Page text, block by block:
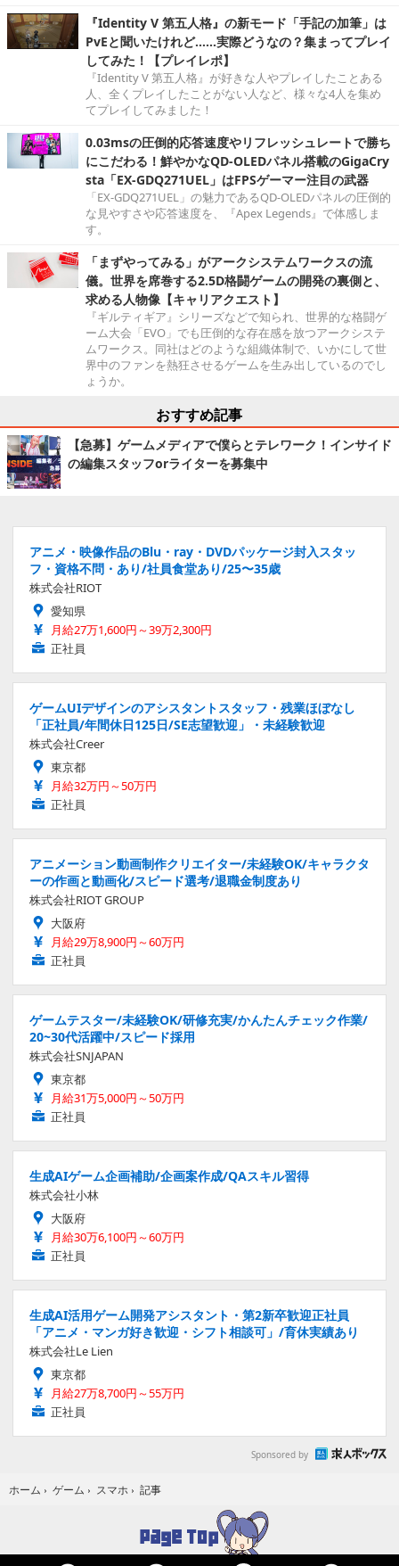
『Identity V 第五人格』の新モード「手記の加筆」は
PvEと聞いたけれど……実際どうなの？集まってプレイ
してみた！【プレイレポ】
『Identity V 第五人格』が好きな人やプレイしたことある
人、全くプレイしたことがない人など、様々な4人を集め
てプレイしてみました！
0.03msの圧倒的応答速度やリフレッシュレートで勝ち
にこだわる！鮮やかなQD-OLEDパネル搭載のGigaCry
sta「EX-GDQ271UEL」はFPSゲーマー注目の武器
「EX-GDQ271UEL」の魅力であるQD-OLEDパネルの圧倒的
な見やすさや応答速度を、『Apex Legends』で体感しま
す。
「まずやってみる」がアークシステムワークスの流
儀。世界を席巻する2.5D格闘ゲームの開発の裏側と、
求める人物像【キャリアクエスト】
『ギルティギア』シリーズなどで知られ、世界的な格闘ゲ
ーム大会「EVO」でも圧倒的な存在感を放つアークシステ
ムワークス。同社はどのような組織体制で、いかにして世
界中のファンを熱狂させるゲームを生み出しているのでし
ょうか。
おすすめ記事
【急募】ゲームメディアで僕らとテレワーク！インサイド
の編集スタッフorライターを募集中
アニメ・映像作品のBlu・ray・DVDパッケージ封入スタッ
フ・資格不問・あり/社員食堂あり/25〜35歳
株式会社RIOT
愛知県
月給27万1,600円～39万2,300円
正社員
ゲームUIデザインのアシスタントスタッフ・残業ほぼなし
「正社員/年間休日125日/SE志望歓迎」・未経験歓迎
株式会社Creer
東京都
月給32万円～50万円
正社員
アニメーション動画制作クリエイター/未経験OK/キャラクタ
ーの作画と動画化/スピード選考/退職金制度あり
株式会社RIOT GROUP
大阪府
月給29万8,900円～60万円
正社員
ゲームテスター/未経験OK/研修充実/かんたんチェック作業/
20~30代活躍中/スピード採用
株式会社SNJAPAN
東京都
月給31万5,000円～50万円
正社員
生成AIゲーム企画補助/企画案作成/QAスキル習得
株式会社小林
大阪府
月給30万6,100円～60万円
正社員
生成AI活用ゲーム開発アシスタント・第2新卒歓迎正社員
「アニメ・マンガ好き歓迎・シフト相談可」/育休実績あり
株式会社Le Lien
東京都
月給27万8,700円～55万円
正社員
Sponsored by
ホーム › ゲーム › スマホ › 記事